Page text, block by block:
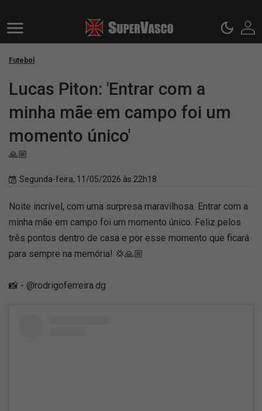
Futebol
Lucas Piton: 'Entrar com a
minha mãe em campo foi um
momento único'
🙏🏼
Segunda-feira, 11/05/2026 às 22h18
Noite incrível, com uma surpresa maravilhosa. Entrar com a
minha mãe em campo foi um momento único. Feliz pelos
três pontos dentro de casa e por esse momento que ficará
para sempre na memória! 💢🙏🏼
📸 - @rodrigoferreira.dg